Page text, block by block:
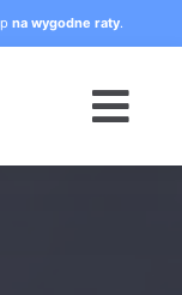
na wygodne raty.